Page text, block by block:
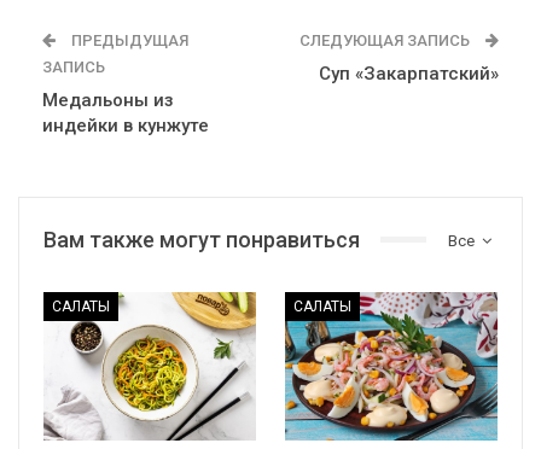
ПРЕДЫДУЩАЯ
ЗАПИСЬ
Медальоны из
индейки в кунжуте
СЛЕДУЮЩАЯ ЗАПИСЬ
Суп «Закарпатский»
Все
Вам также могут понравиться
САЛАТЫ САЛАТЫ